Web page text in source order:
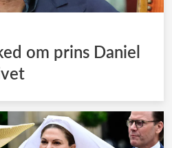
om prins Daniel